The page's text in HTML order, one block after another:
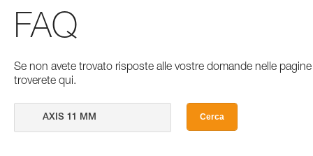
FAQ
Se non avete trovato risposte alle vostre domande nelle
troverete qui.
Cerca